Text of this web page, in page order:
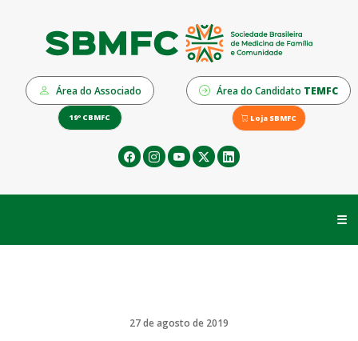
Área do Associado Área do Candidato TEMFC
19º CBMFC Loja SBMFC
☰
27 de agosto de 2019